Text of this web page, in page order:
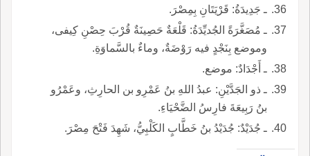
ـ جَدِيدَةُ: قَرْيَتَانِ بِمِصْرَ.
ـ مُصَغَّرَةً الجُديِّدَةُ: قَلْعَةٌ حَصِينَةٌ قُرْبَ حِصْنِ كِيفى،
وموضع بِنَجْدٍ فيه رَوْضَةٌ، وماءٌ بالسَّماوَةِ.
ـ أَجْدَادٌ: موضع.
ـ ذو الجَدَّيْنِ: عبدُ اللهِ بنُ عَمْرِو بن الحارِثِ، وعَمْرُو
بنُ رَبِيعَةَ فارِسُ الضَّحْيَاءِ.
ـ جُدَيْدٌ: جُدَيْدُ بنُ خَطَّابٍ الكَلْبِيُّ، شَهِدَ فَتْحَ مِصْرَ.